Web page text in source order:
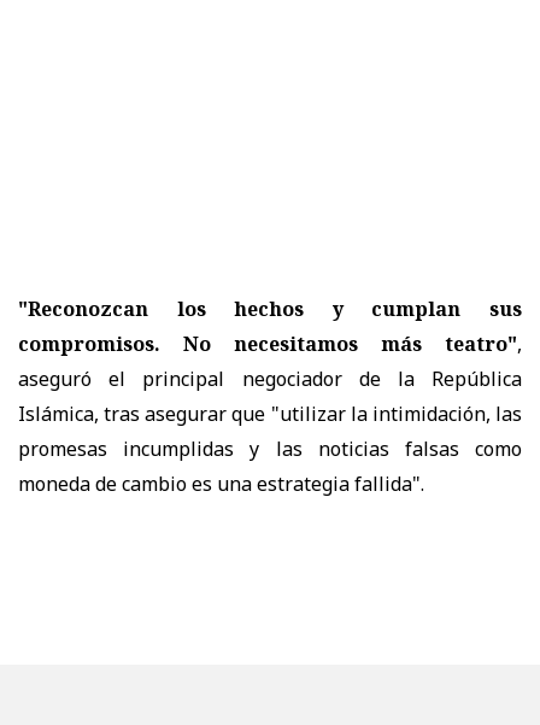
"Reconozcan los hechos y cumplan sus
compromisos. No necesitamos más teatro",
aseguró el principal negociador de la República
Islámica, tras asegurar que "utilizar la intimidación, las
promesas incumplidas y las noticias falsas como
moneda de cambio es una estrategia fallida".